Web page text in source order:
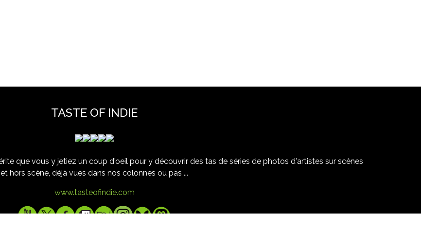
TASTE OF INDIE
que vous y jetiez un coup d'oeil pour y découvrir des tas de séries de photos d'artistes sur scènes
et hors scène, déjà vues dans nos colonnes ou pas ...
www.tasteofindie.com